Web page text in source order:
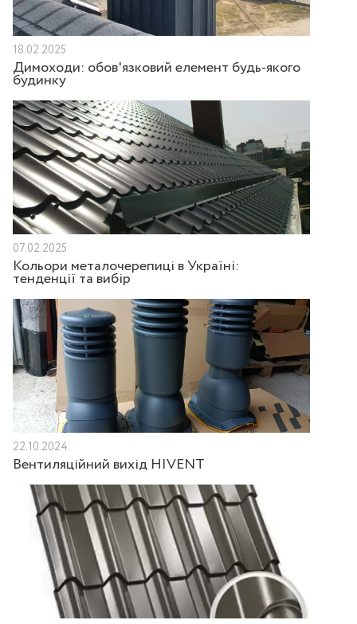
18.02.2025
Димоходи: обов'язковий елемент будь-якого
будинку
07.02.2025
Кольори металочерепиці в Україні:
тенденції та вибір
22.10.2024
Вентиляційний вихід HIVENT